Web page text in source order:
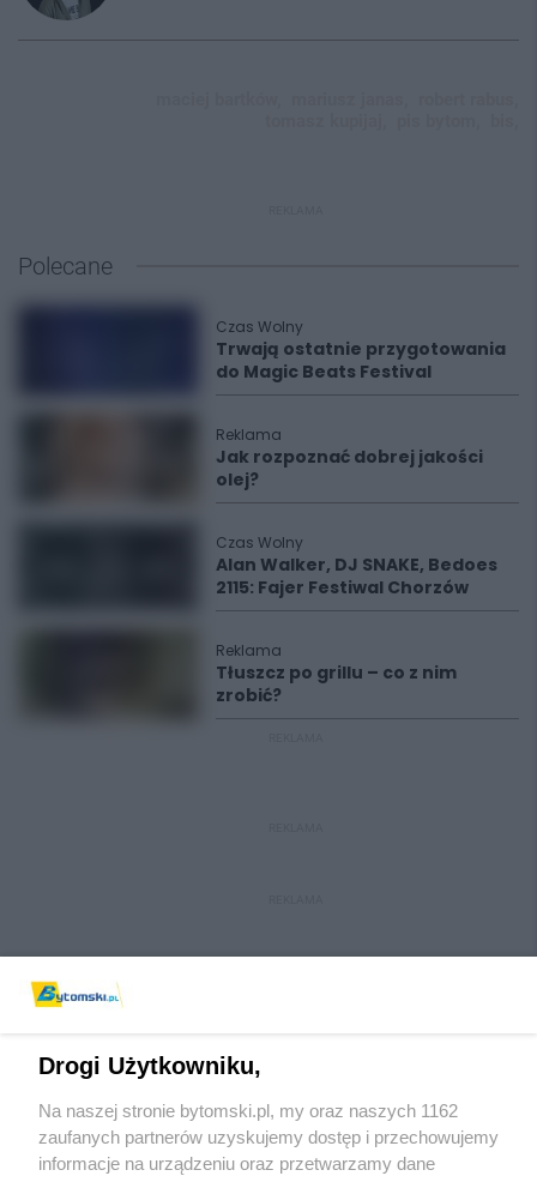
Polecane
Czas Wolny
Trwają ostatnie przygotowania
do Magic Beats Festival
Reklama
Jak rozpoznać dobrej jakości
olej?
Czas Wolny
Alan Walker, DJ SNAKE, Bedoes
2115: Fajer Festiwal Chorzów
Reklama
Tłuszcz po grillu – co z nim
zrobić?
Wydawca mediów lokalnych
Drogi Użytkowniku,
Na naszej stronie bytomski.pl, my oraz naszych 1162
zaufanych partnerów uzyskujemy dostęp i przechowujemy
informacje na urządzeniu oraz przetwarzamy dane